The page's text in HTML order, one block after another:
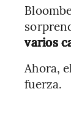
varios
Ahora,
fuerza.